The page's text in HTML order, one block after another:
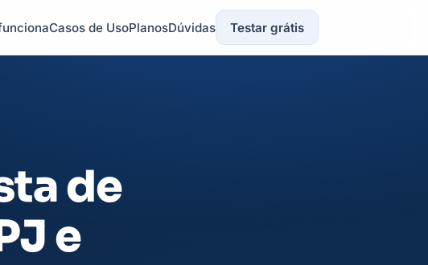
Casos de UsoPlanosDúvidas Testar grátis
de
e